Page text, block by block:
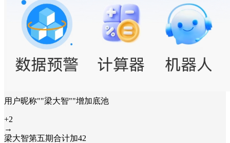
用户昵称""梁大智""增加底池
+2
→
梁大智第五期合计加42